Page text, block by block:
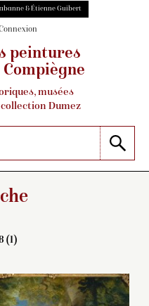
& Étienne Guibert
peintures
musées
Dumez
(1)